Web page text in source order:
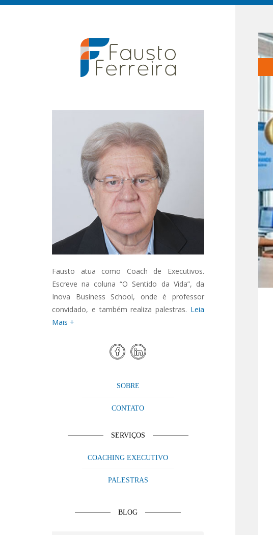
Fausto atua como Coach de Executivos.
Escreve na coluna “O Sentido da Vida”, da
Inova Business School, onde é professor
convidado, e também realiza palestras. Leia
Mais +
SOBRE
CONTATO
SERVIÇOS
COACHING EXECUTIVO
PALESTRAS
BLOG